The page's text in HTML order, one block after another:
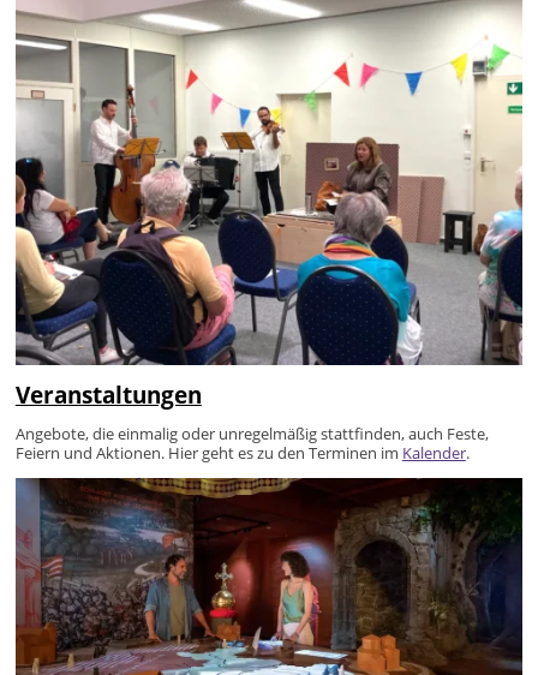
Veranstaltungen
Angebote, die einmalig oder unregelmäßig stattfinden, auch Feste,
Feiern und Aktionen. Hier geht es zu den Terminen im Kalender.